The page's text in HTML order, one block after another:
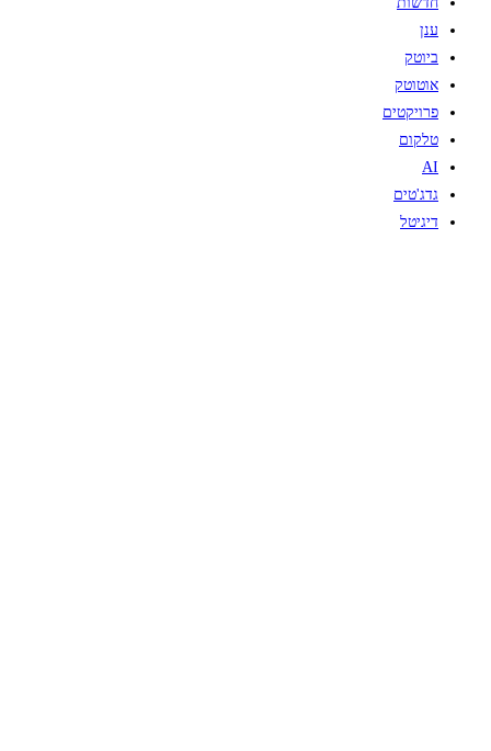
ענן
ביוטק
אוטוטק
פרויקטים
טלקום
AI
גדג'טים
דיגיטל